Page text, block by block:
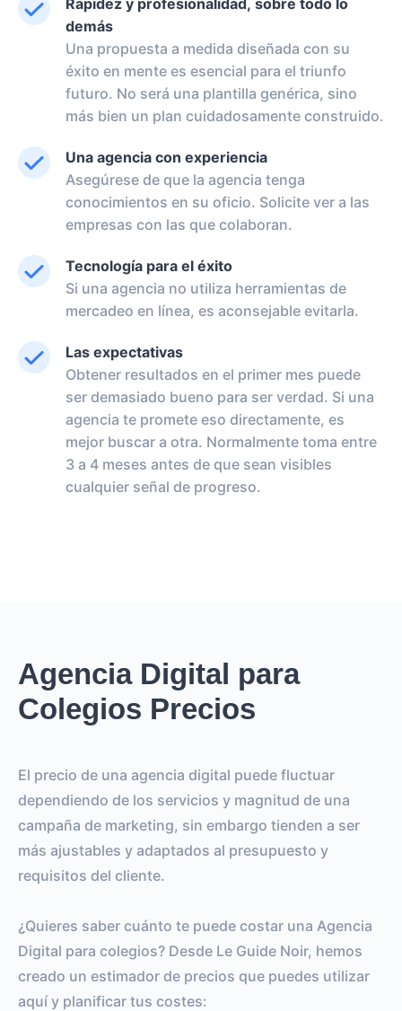
demás
Una propuesta a medida diseñada con su
éxito en mente es esencial para el triunfo
futuro. No será una plantilla genérica, sino
más bien un plan cuidadosamente construido.
Una agencia con experiencia
Asegúrese de que la agencia tenga
conocimientos en su oficio. Solicite ver a las
empresas con las que colaboran.
Tecnología para el éxito
Si una agencia no utiliza herramientas de
mercadeo en línea, es aconsejable evitarla.
Las expectativas
Obtener resultados en el primer mes puede
ser demasiado bueno para ser verdad. Si una
agencia te promete eso directamente, es
mejor buscar a otra. Normalmente toma entre
3 a 4 meses antes de que sean visibles
cualquier señal de progreso.
Agencia Digital para
Colegios Precios
El precio de una agencia digital puede fluctuar
dependiendo de los servicios y magnitud de una
campaña de marketing, sin embargo tienden a ser
más ajustables y adaptados al presupuesto y
requisitos del cliente.
¿Quieres saber cuánto te puede costar una Agencia
Digital para colegios? Desde Le Guide Noir, hemos
creado un estimador de precios que puedes utilizar
aquí y planificar tus costes: